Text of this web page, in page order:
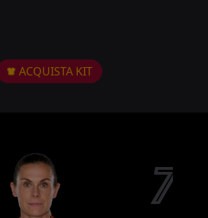
ACQUISTA KIT
7